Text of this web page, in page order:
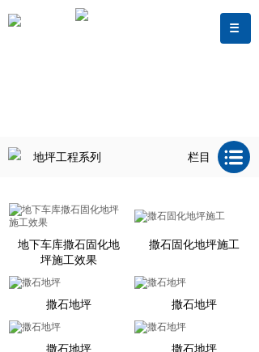
栏目
地坪工程系列
地下车库撒石固化地
坪施工效果
撒石固化地坪施工
撒石地坪 撒石地坪
撒石地坪 撒石地坪